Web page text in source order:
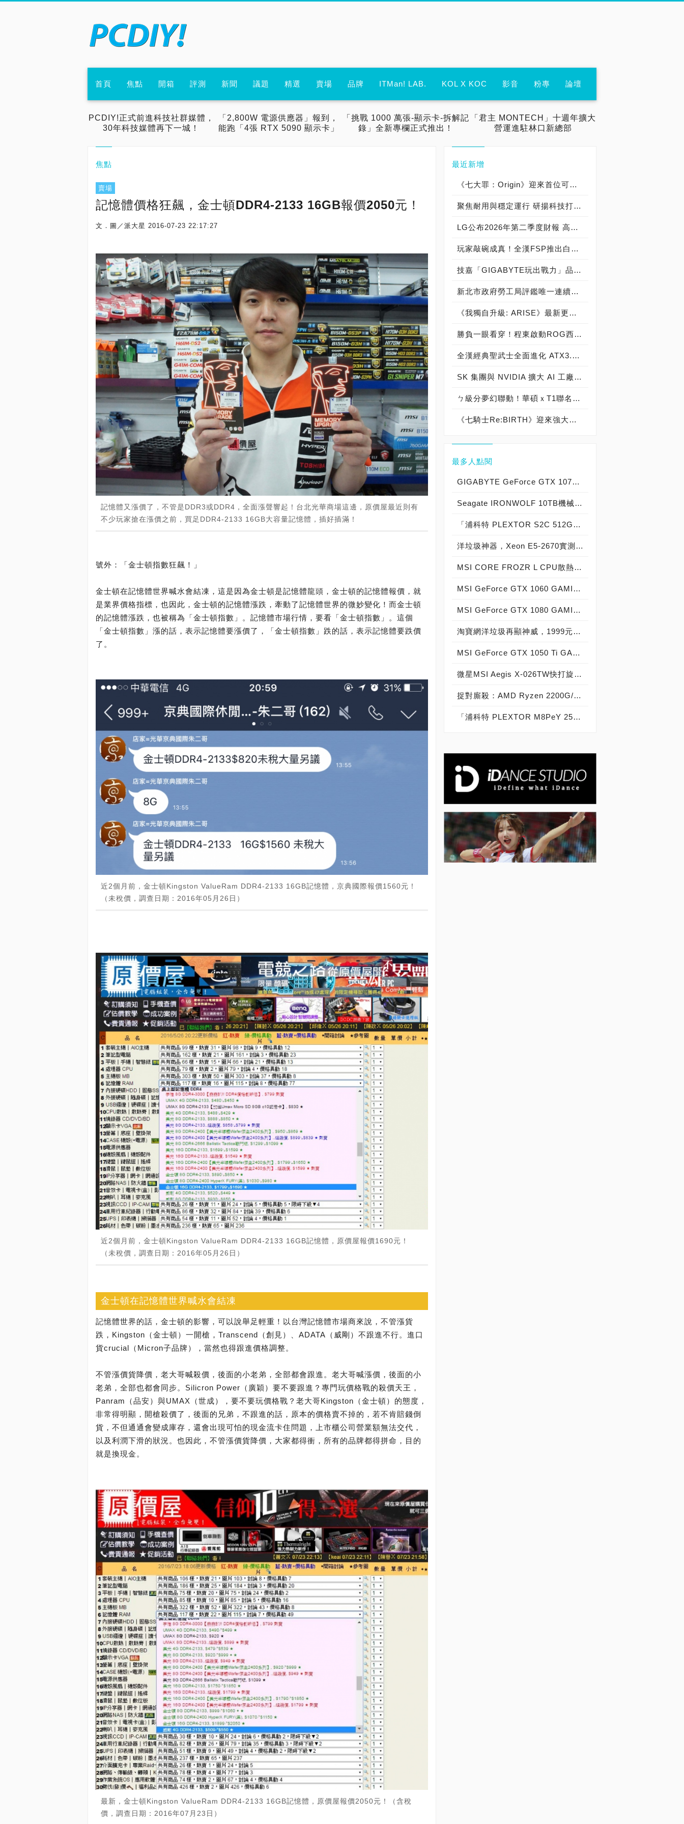
首頁 焦點 開箱 評測 新聞 議題 精選 賣場 品牌 ITMan! LAB. KOL X KOC 影音 粉專 論壇
PCDIY!正式前進科技社群媒體，
30年科技媒體再下一城！
「2,800W 電源供應器」報到，
能跑「4張 RTX 5090 顯示卡」
「挑戰 1000 萬張-顯示卡-拆解記
錄」全新專欄正式推出！
「君主 MONTECH」十週年擴大
營運進駐林口新總部
焦點
賣場
記憶體價格狂飆，金士頓DDR4-2133 16GB報價2050元！
文．圖／派大星 2016-07-23 22:17:27
記憶體又漲價了，不管是DDR3或DDR4，全面漲聲響起！台北光華商場這邊，原價屋最近則有
不少玩家搶在漲價之前，買足DDR4-2133 16GB大容量記憶體，插好插滿！
號外：「金士頓指數狂飆！」
金士頓在記憶體世界喊水會結凍，這是因為金士頓是記憶體龍頭，金士頓的記憶體報價，就
是業界價格指標，也因此，金士頓的記憶體漲跌，牽動了記憶體世界的微妙變化！而金士頓
的記憶體漲跌，也被稱為「金士頓指數」。記憶體市場行情，要看「金士頓指數」。這個
「金士頓指數」漲的話，表示記憶體要漲價了，「金士頓指數」跌的話，表示記憶體要跌價
了。
近2個月前，金士頓Kingston ValueRam DDR4-2133 16GB記憶體，京典國際報價1560元！
（未稅價，調查日期：2016年05月26日）
近2個月前，金士頓Kingston ValueRam DDR4-2133 16GB記憶體，原價屋報價1690元！
（未稅價，調查日期：2016年05月26日）
金士頓在記憶體世界喊水會結凍
記憶體世界的話，金士頓的影響，可以說舉足輕重！以台灣記憶體市場商來說，不管漲貨
跌，Kingston（金士頓）一開槍，Transcend（創見）、ADATA（威剛）不跟進不行。進口
貨crucial（Micron子品牌），當然也得跟進價格調整。
不管漲價貨降價，老大哥喊殺價，後面的小老弟，全部都會跟進。老大哥喊漲價，後面的小
老弟，全部也都會同步。Silicron Power（廣穎）要不要跟進？專門玩價格戰的殺價天王，
Panram（品安）與UMAX（世成），要不要玩價格戰？老大哥Kingston（金士頓）的態度，
非常得明顯，開槍殺價了，後面的兄弟，不跟進的話，原本的價格賣不掉的，若不肯賠錢倒
貨，不但通通會變成庫存，還會出現可怕的現金流卡住問題，上市櫃公司營業額無法交代，
以及利潤下滑的狀況。也因此，不管漲價貨降價，大家都得衝，所有的品牌都得拼命，目的
就是換現金。
最新，金士頓Kingston ValueRam DDR4-2133 16GB記憶體，原價屋報價2050元！（含稅
價，調查日期：2016年07月23日）
最近新增
《七大罪：Origin》迎來首位可遊玩十誡角色「德里艾利」
聚焦耐用與穩定運行 研揚科技打造新一代 COM Express Type 6 模組
LG公布2026年第二季度財報 高附加價值產品銷售成長與成本競爭力提升，營業獲利年增 147%
玩家敲碗成真！全漢FSP推出白色 VITA PM MIT 1000W 靜音電源純白上市！ MIT 白金電源首度披上純白戰袍，支援 ATX 3.1、PCIe 5.1，10年保固！
技嘉「GIGABYTE玩出戰力」品牌活動8/3讓玩家「找到專屬配備」
新北市政府勞工局評鑑唯一連續三年獲獎企業！ 宏正三度榮膺新北市政府<友善移工企業>殊榮
《我獨自升級: ARISE》最新更新 成振宇覺醒闇影君主繼承者
勝負一眼看穿！程東啟動ROG西風之神 雙螢幕AI致勝全局
全漢經典聖武士全面進化 ATX3.1，價格不變！FSP VIC BD+ 電競入門最強銅牌電源！ ATX 3.1、全新壓紋線材、登錄享 5 年保固，打造新世代入門電競首選
SK 集團與 NVIDIA 擴大 AI 工廠與次世代記憶體策略合作 規模逾 5,000 億美元的 NVIDIA-SK AI 計畫（NVIDIA-SK AI Initiative）， 涵蓋 SK Telecom 最高達 2GW 的 AI 工廠，以及與 SK 海力士的長期 AI 記憶體合作
ㄅ級分夢幻聯動！華碩ｘT1聯名顯示卡全台盛大開賣
《七騎士Re:BIRTH》迎來強大的全新英雄[天劍]宣嵐 同步推出韓國主題劇情
最多人點閱
GIGABYTE GeForce GTX 1070 Xtreme Gaming實測開箱，電競級顯示卡中的頂尖之作！
Seagate IRONWOLF 10TB機械硬碟實測開箱，氦氣填充那嘶狼守護者NAS HDD
「浦科特 PLEXTOR S2C 512GB SSD」實測開箱，超值型固態硬碟中的優質好貨！
洋垃圾神器，Xeon E5-2670實測開箱大作戰！
MSI CORE FROZR L CPU散熱器實測開箱，微星電競產品再添新兵
MSI GeForce GTX 1060 GAMING X 6G實測開箱，玩家級電競顯示卡中的神兵利器！
MSI GeForce GTX 1080 GAMING X 8G實測開箱，史上最強大Pascal自製顯示卡全面來襲！
淘寶網洋垃圾再顯神威，1999元買到8核心16執行緒Xeon E5-2670神器級處理器！
MSI GeForce GTX 1050 Ti GAMING X 4G實測開箱，中階電競顯示卡中的玩家精品！
微星MSI Aegis X-026TW快打旋風V同梱版實測開箱，VR電競桌機的頂尖之作！
捉對廝殺：AMD Ryzen 2200G/2400G VS Intel Core i3-8100/i5-8400
「浦科特 PLEXTOR M8PeY 256GB、512GB、1TB」實測開箱，玩家級NVMe型PCIe 3.0 x4 SSD效能實測大作戰！